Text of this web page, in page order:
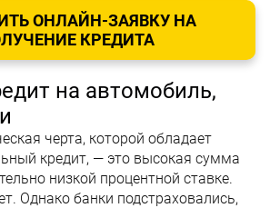
ОНЛАЙН-ЗАЯВКУ НА
КРЕДИТА
на автомобиль,
черта, которой обладает
кредит, — это высокая сумма
низкой процентной ставке.
Однако банки подстраховались,